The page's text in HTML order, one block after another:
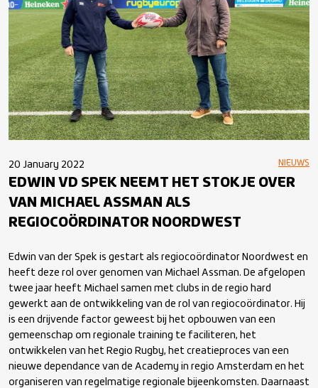
20 January 2022 NIEUWS
EDWIN VD SPEK NEEMT HET STOKJE OVER
VAN MICHAEL ASSMAN ALS
REGIOCOÖRDINATOR NOORDWEST
Edwin van der Spek is gestart als regiocoördinator Noordwest en
heeft deze rol over genomen van Michael Assman. De afgelopen
twee jaar heeft Michael samen met clubs in de regio hard
gewerkt aan de ontwikkeling van de rol van regiocoördinator. Hij
is een drijvende factor geweest bij het opbouwen van een
gemeenschap om regionale training te faciliteren, het
ontwikkelen van het Regio Rugby, het creatieproces van een
nieuwe dependance van de Academy in regio Amsterdam en het
organiseren van regelmatige regionale bijeenkomsten. Daarnaast